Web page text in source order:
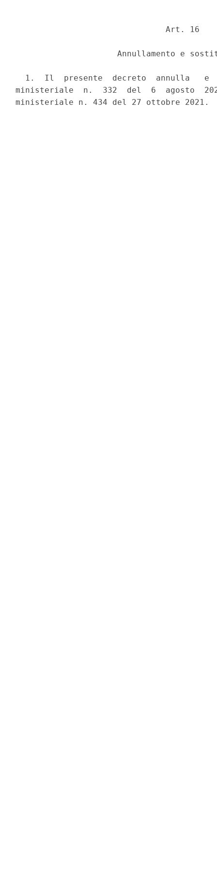
                               Art. 16
Annullamento e
1.  Il  presente  decreto  annulla   e
ministeriale  n.  332  del  6  agosto